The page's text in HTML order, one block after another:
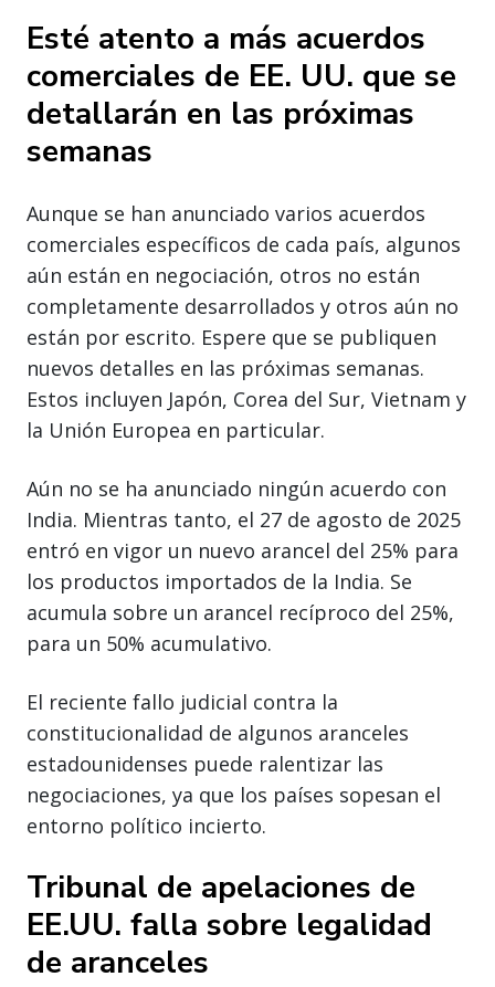
Esté atento a más acuerdos
comerciales de EE. UU. que se
detallarán en las próximas
semanas
Aunque se han anunciado varios acuerdos
comerciales específicos de cada país, algunos
aún están en negociación, otros no están
completamente desarrollados y otros aún no
están por escrito. Espere que se publiquen
nuevos detalles en las próximas semanas.
Estos incluyen Japón, Corea del Sur, Vietnam y
la Unión Europea en particular.
Aún no se ha anunciado ningún acuerdo con
India. Mientras tanto, el 27 de agosto de 2025
entró en vigor un nuevo arancel del 25% para
los productos importados de la India. Se
acumula sobre un arancel recíproco del 25%,
para un 50% acumulativo.
El reciente fallo judicial contra la
constitucionalidad de algunos aranceles
estadounidenses puede ralentizar las
negociaciones, ya que los países sopesan el
entorno político incierto.
Tribunal de apelaciones de
EE.UU. falla sobre legalidad
de aranceles